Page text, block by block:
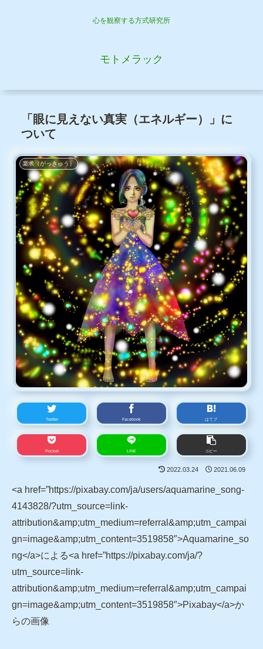
心を観察する方式研究所
モトメラック
「眼に見えない真実（エネルギー）」に
ついて
楽求（がっきゅう）
Twitter Facebook はてブ
Pocket LINE コピー
2022.03.24 2021.06.09
<a href=”https://pixabay.com/ja/users/aquamarine_song-
4143828/?utm_source=link-
attribution&amp;utm_medium=referral&amp;utm_campai
gn=image&amp;utm_content=3519858″>Aquamarine_so
ng</a>による<a href=”https://pixabay.com/ja/?
utm_source=link-
attribution&amp;utm_medium=referral&amp;utm_campai
gn=image&amp;utm_content=3519858″>Pixabay</a>か
らの画像